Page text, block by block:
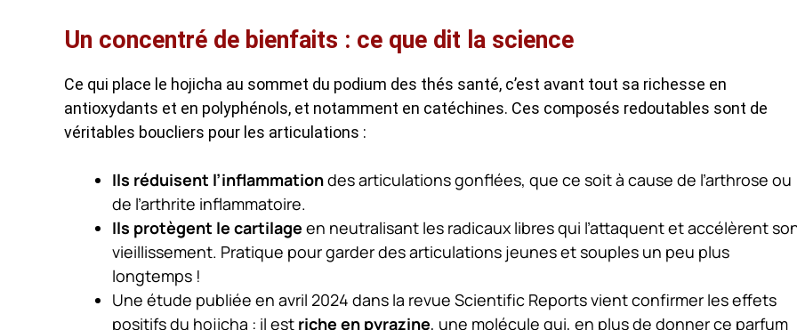
Un concentré de bienfaits : ce que dit la science
Ce qui place le hojicha au sommet du podium des thés santé, c’est avant tout sa richesse en
antioxydants et en polyphénols, et notamment en catéchines. Ces composés redoutables sont de
véritables boucliers pour les articulations :
Ils réduisent l’inflammationdes articulations gonflées, que ce soit à cause de l’arthrose ou
de l’arthrite inflammatoire.
Ils protègent le cartilage en neutralisant les radicaux libres qui l’attaquent et accélèrent
vieillissement. Pratique pour garder des articulations jeunes et souples un peu plus
longtemps !
Une étude publiée en avril 2024 dans la revue Scientific Reports vient confirmer les effets
positifs du hojicha : il est riche en pyrazine, une molécule qui, en plus de donner ce parfum